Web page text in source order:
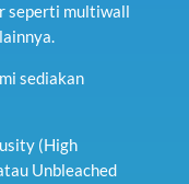
seperti multiwall
sediakan
(High
Unbleached